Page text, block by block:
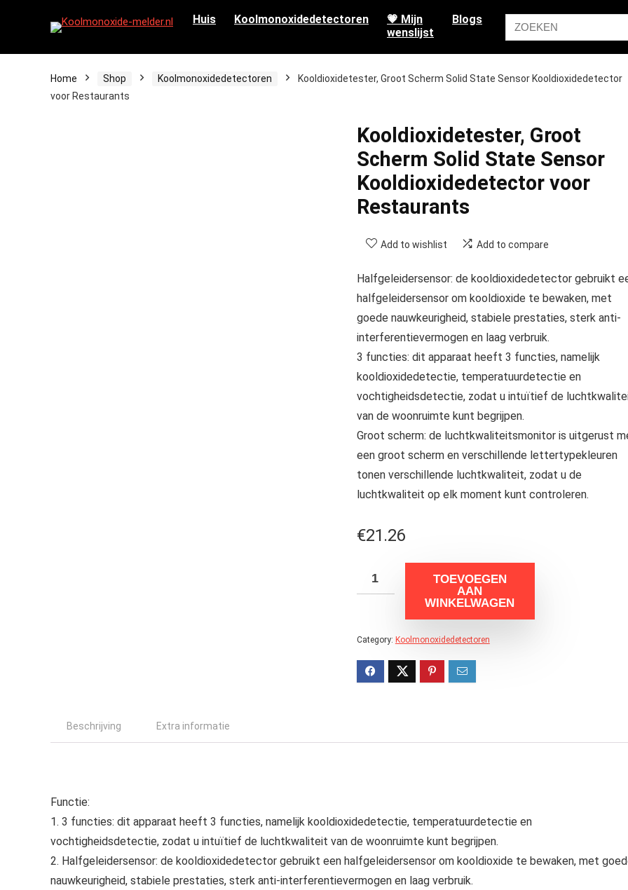
Huis Koolmonoxidedetectoren
💗 Mijn
wenslijst
Blogs
Home Shop Koolmonoxidedetectoren
Kooldioxidetester, Groot Scherm Solid State Sensor Kooldioxidedetector
voor Restaurants
Kooldioxidetester, Groot
Scherm Solid State Sensor
Kooldioxidedetector voor
Restaurants
Add to wishlist Add to compare
Halfgeleidersensor: de kooldioxidedetector gebruikt
halfgeleidersensor om kooldioxide te bewaken, met
goede nauwkeurigheid, stabiele prestaties, sterk anti-
interferentievermogen en laag verbruik.
3 functies: dit apparaat heeft 3 functies, namelijk
kooldioxidedetectie, temperatuurdetectie en
vochtigheidsdetectie, zodat u intuïtief de
van de woonruimte kunt begrijpen.
Groot scherm: de luchtkwaliteitsmonitor is uitgerust
een groot scherm en verschillende lettertypekleuren
tonen verschillende luchtkwaliteit, zodat u de
luchtkwaliteit op elk moment kunt controleren.
€21.26
TOEVOEGEN
AAN
WINKELWAGEN
Category: Koolmonoxidedetectoren
Beschrijving Extra informatie
Functie:
1. 3 functies: dit apparaat heeft 3 functies, namelijk kooldioxidedetectie, temperatuurdetectie en
vochtigheidsdetectie, zodat u intuïtief de luchtkwaliteit van de woonruimte kunt begrijpen.
2. Halfgeleidersensor: de kooldioxidedetector gebruikt een halfgeleidersensor om kooldioxide te bewaken, met
nauwkeurigheid, stabiele prestaties, sterk anti-interferentievermogen en laag verbruik.